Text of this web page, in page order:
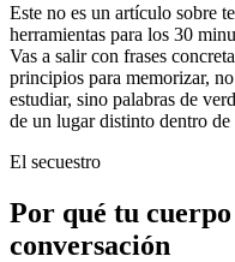
Este no es un artículo sobre
herramientas para los 30
Vas a salir con frases
principios para memorizar,
estudiar, sino palabras de
de un lugar distinto dentro de
El secuestro
Por qué tu
conversación